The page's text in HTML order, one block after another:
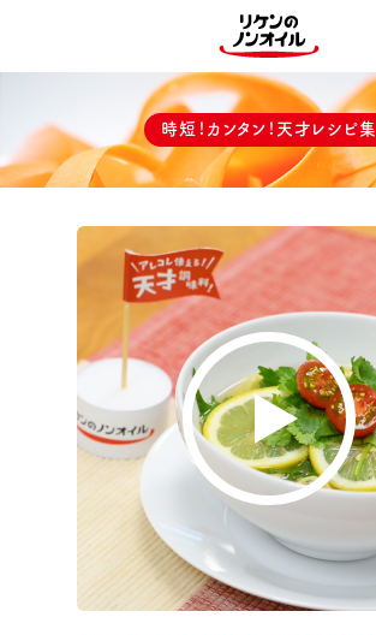
おいしい理由
天才レシピ集
時短！カンタン！天才レシピ集